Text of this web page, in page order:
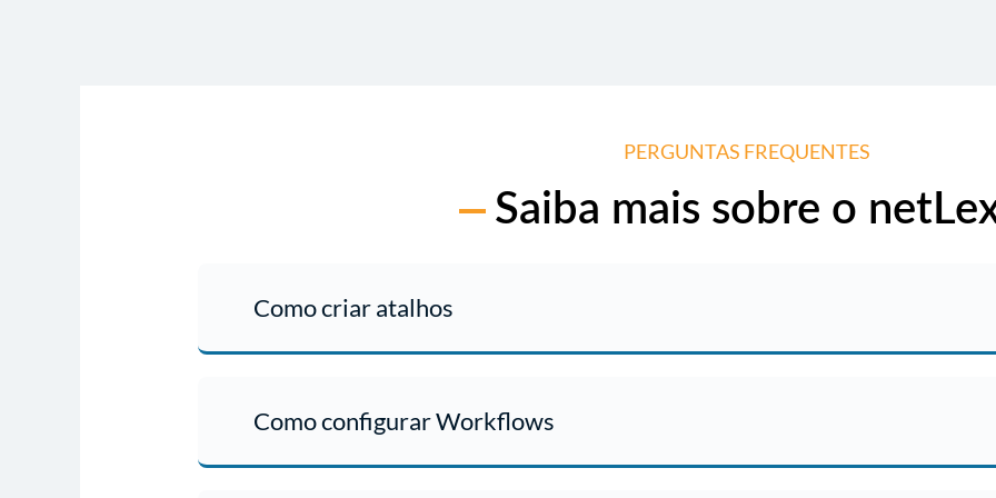
PERGUNTAS FREQUENTES
Saiba mais sobre o
Como criar atalhos
ou link que você desejar.
Como configurar Workflows